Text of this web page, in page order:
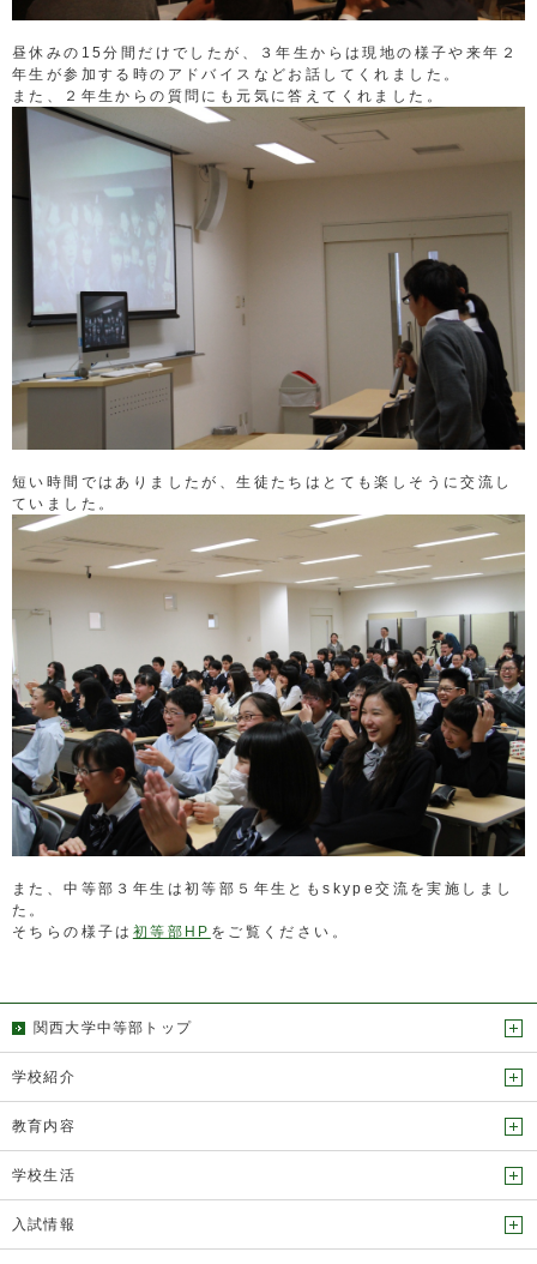
昼休みの15分間だけでしたが、３年生からは現地の様子や来年２
年生が参加する時のアドバイスなどお話してくれました。
また、２年生からの質問にも元気に答えてくれました。
短い時間ではありましたが、生徒たちはとても楽しそうに交流し
ていました。
また、中等部３年生は初等部５年生ともskype交流を実施しまし
た。
そちらの様子は 初等部HP をご覧ください。
関西大学中等部トップ
学校紹介
教育内容
学校生活
入試情報